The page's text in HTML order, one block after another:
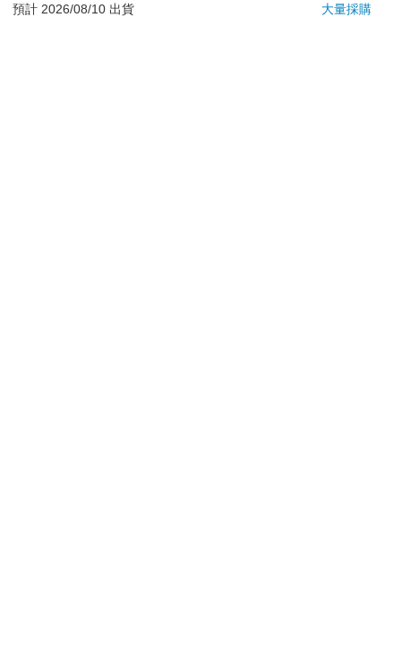
若非上列種類商品，均享有到貨7天的猶豫期（含例假
預計 2026/08/10 出貨 大量採購